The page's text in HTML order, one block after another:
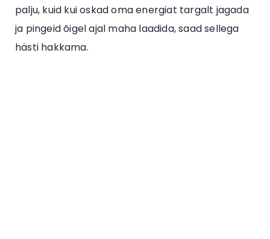
palju, kuid kui oskad oma energiat targalt jagada
ja pingeid õigel ajal maha laadida, saad sellega
hästi hakkama.